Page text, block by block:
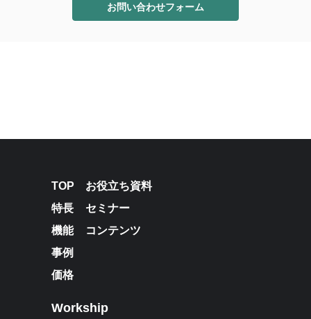
お問い合わせフォーム
TOP
特長
機能
事例
価格
お役立ち資料
セミナー
コンテンツ
Workship